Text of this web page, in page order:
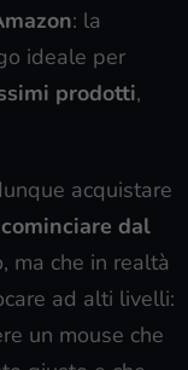
: la
ideale per
prodotti,
acquistare
dal
ma che in realtà
ad alti livelli:
un mouse che